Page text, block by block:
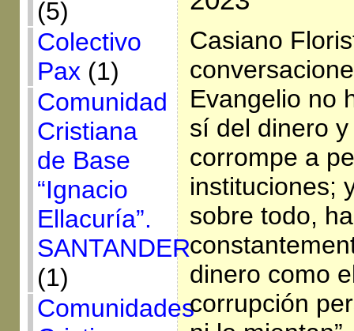
(5)
Colectivo
Pax (1)
Comunidad
Cristiana
de Base
“Ignacio
Ellacuría”.
SANTANDER
(1)
Comunidades
Casiano
Evangelio no
sí del dinero
corrompe a
instituciones;
sobre todo,
dinero como
corrupción